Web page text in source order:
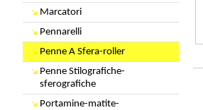
Marcatori
Pennarelli
Penne A Sfera-roller
Penne Stilografiche-
sferografiche
Portamine-matite-